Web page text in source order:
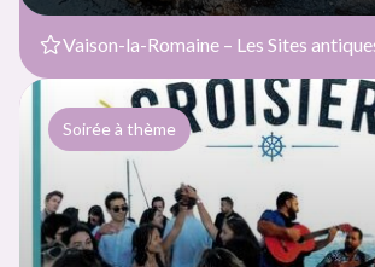
Vaison-la-Romaine – Les Sites
Soirée à thème